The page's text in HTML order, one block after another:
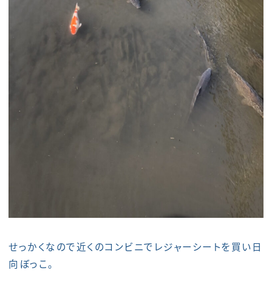
せっかくなので近くのコンビニでレジャーシートを買い日
向ぼっこ。